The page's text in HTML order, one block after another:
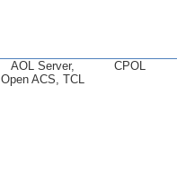
AOL Server,
Open ACS, TCL
CPOL